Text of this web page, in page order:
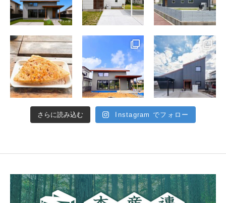
さらに読み込む Instagram でフォロー